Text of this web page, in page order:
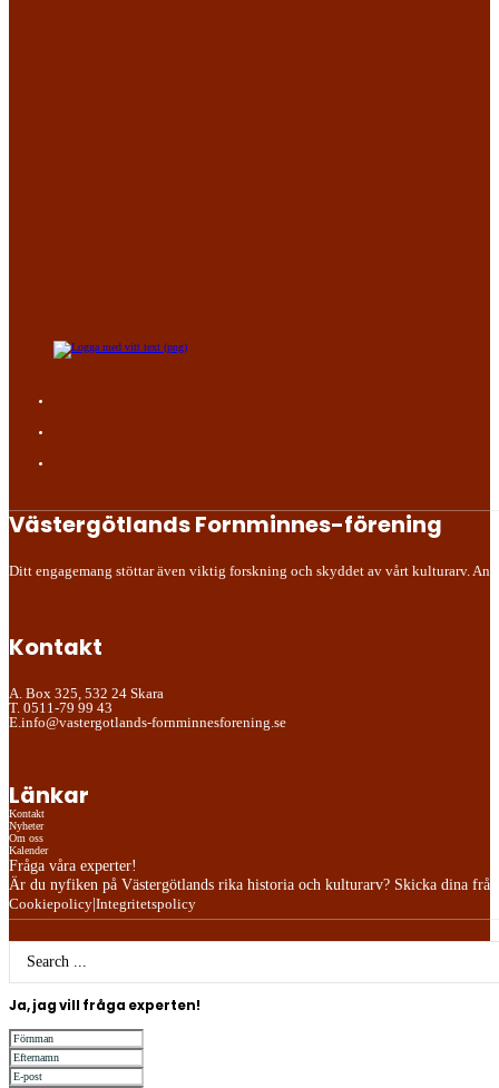
Västergötlands Fornminnes-förening
Ditt engagemang stöttar även viktig forskning och skyddet av vårt kulturarv.
Kontakt
A. Box 325, 532 24 Skara
T. 0511-79 99 43
E.info@vastergotlands-fornminnesforening.se
Länkar
Kontakt
Nyheter
Om oss
Kalender
Fråga våra experter!
Är du nyfiken på Västergötlands rika historia och kulturarv? Skicka dina
Cookiepolicy|Integritetspolicy
Ja, jag vill fråga experten!